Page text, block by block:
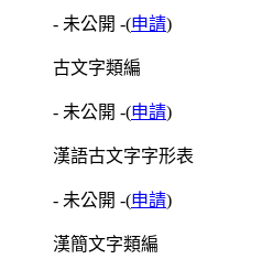
- 未公開 -(申請)
古文字類編
- 未公開 -(申請)
漢語古文字字形表
- 未公開 -(申請)
漢簡文字類編